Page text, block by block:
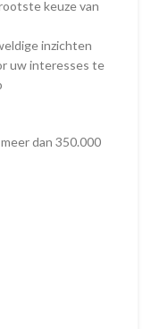
keuze van
inzichten
uw interesses te
dan 350.000